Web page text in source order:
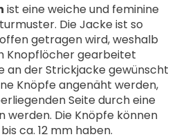
ist eine weiche und feminine
Die Jacke ist so
getragen wird, weshalb
Knopflöcher gearbeitet
an der Strickjacke gewünscht
Knöpfe angenäht werden,
Seite durch eine
werden. Die Knöpfe können
ca. 12 mm haben.